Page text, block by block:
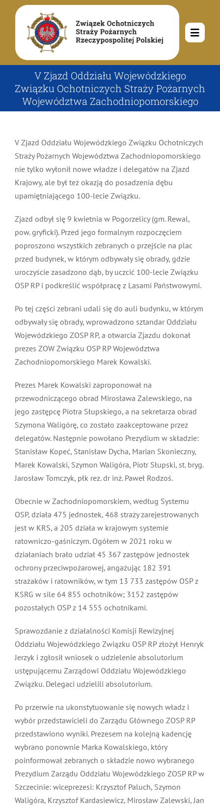
Przejdź
zawartości
Toggle
Misja i cele
Władze
Dokumenty
Symbole
Aktualności
Ogłoszenia
Działalność
Dzieci i młodzież
MDP i DDP
Kultura
Historia
Projekty
Kontakt
System OSP
Sklep
100-lecie
V Zjazd Oddziału Wojewódzkiego
Związku Ochotniczych Straży Pożarnych
Województwa Zachodniopomorskiego
V Zjazd Oddziału Wojewódzkiego Związku Ochotniczych
Straży Pożarnych Województwa Zachodniopomorskiego
nie tylko wyłonił nowe władze i delegatów na Zjazd
Krajowy, ale był też okazją do posadzenia dębu
upamiętniającego 100-lecie Związku.
Zjazd odbył się 9 kwietnia w Pogorzelicy (gm. Rewal,
pow. gryficki). Przed jego formalnym rozpoczęciem
poproszono wszystkich zebranych o przejście na plac
przed budynek, w którym odbywały się obrady, gdzie
uroczyście zasadzono dąb, by uczcić 100-lecie Związku
OSP RP i podkreślić współpracę z Lasami Państwowymi.
Po tej części zebrani udali się do auli budynku, w którym
odbywały się obrady, wprowadzono sztandar Oddziału
Wojewódzkiego ZOSP RP, a otwarcia Zjazdu dokonał
prezes ZOW Związku OSP RP Województwa
Zachodniopomorskiego Marek Kowalski.
Prezes Marek Kowalski zaproponował na
przewodniczącego obrad Mirosława Zalewskiego, na
jego zastępcę Piotra Słupskiego, a na sekretarza obrad
Szymona Waligórę, co zostało zaakceptowane przez
delegatów. Następnie powołano Prezydium w składzie:
Stanisław Kopeć, Stanisław Dycha, Marian Skonieczny,
Marek Kowalski, Szymon Waligóra, Piotr Słupski, st. bryg.
Jarosław Tomczyk, płk rez. dr inż. Paweł Rodzoś.
Obecnie w Zachodniopomorskiem, według Systemu
OSP, działa 475 jednostek, 468 straży zarejestrowanych
jest w KRS, a 205 działa w krajowym systemie
ratowniczo-gaśniczym. Ogółem w 2021 roku w
działaniach brało udział 45 367 zastępów jednostek
ochrony przeciwpożarowej, angażując 182 391
strażaków i ratowników, w tym 13 733 zastępów OSP z
KSRG w sile 64 855 ochotników; 3152 zastępów
pozostałych OSP z 14 555 ochotnikami.
Sprawozdanie z działalności Komisji Rewizyjnej
Oddziału Wojewódzkiego Związku OSP RP złożył Henryk
Jerzyk i zgłosił wniosek o udzielenie absolutorium
ustępującemu Zarządowi Oddziału Wojewódzkiego
Związku. Delegaci udzielili absolutorium.
Po przerwie na ukonstytuowanie się nowych władz i
wybór przedstawicieli do Zarządu Głównego ZOSP RP
przedstawiono wyniki. Prezesem na kolejną kadencję
wybrano ponownie Marka Kowalskiego, który
poinformował zebranych o składzie nowo wybranego
Prezydium Zarządu Oddziału Wojewódzkiego ZOSP RP w
Szczecinie: wiceprezesi: Krzysztof Paluch, Szymon
Waligóra, Krzysztof Kardasiewicz, Mirosław Zalewski, Jan